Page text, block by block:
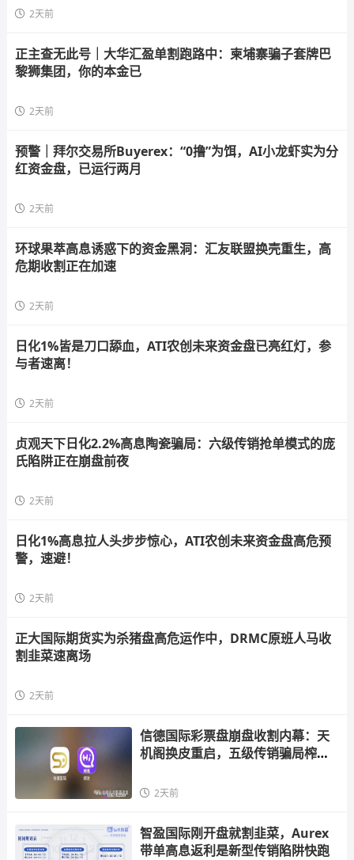
2天前
正主查无此号｜大华汇盈单割跑路中：柬埔寨骗子套牌巴
黎狮集团，你的本金已
2天前
预警｜拜尔交易所Buyerex：“0撸”为饵，AI小龙虾实为分
红资金盘，已运行两月
2天前
环球果萃高息诱惑下的资金黑洞：汇友联盟换壳重生，高
危期收割正在加速
2天前
日化1%皆是刀口舔血，ATI农创未来资金盘已亮红灯，参
与者速离！
2天前
贞观天下日化2.2%高息陶瓷骗局：六级传销抢单模式的庞
氏陷阱正在崩盘前夜
2天前
日化1%高息拉人头步步惊心，ATI农创未来资金盘高危预
警，速避！
2天前
正大国际期货实为杀猪盘高危运作中，DRMC原班人马收
割韭菜速离场
2天前
信德国际彩票盘崩盘收割内幕：天
机阁换皮重启，五级传销骗局榨干
2天前
智盈国际刚开盘就割韭菜，Aurex
带单高息返利是新型传销陷阱快跑